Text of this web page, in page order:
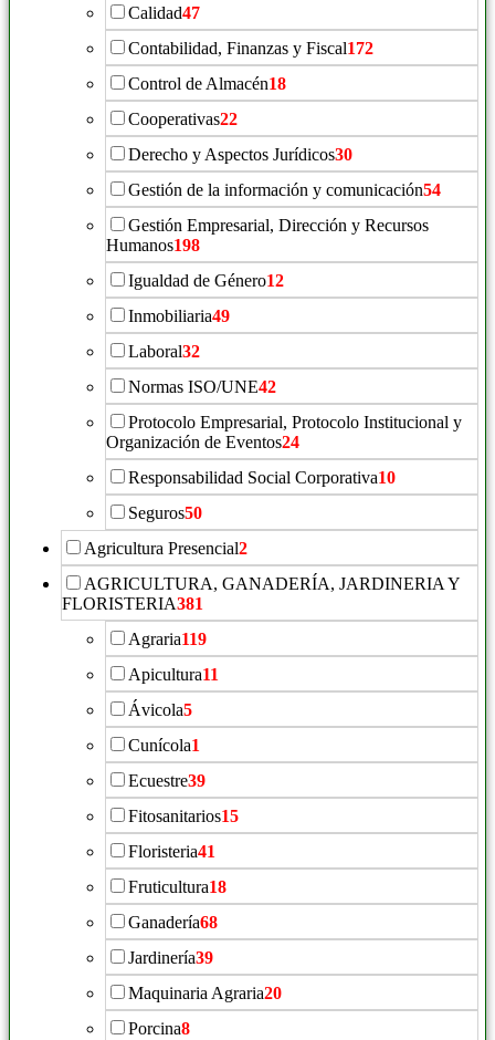
Calidad47
Contabilidad, Finanzas y Fiscal172
Control de Almacén18
Cooperativas22
Derecho y Aspectos Jurídicos30
Gestión de la información y comunicación54
Gestión Empresarial, Dirección y Recursos
Humanos198
Igualdad de Género12
Inmobiliaria49
Laboral32
Normas ISO/UNE42
Protocolo Empresarial, Protocolo Institucional y
Organización de Eventos24
Responsabilidad Social Corporativa10
Seguros50
Agricultura Presencial2
AGRICULTURA, GANADERÍA, JARDINERIA Y
FLORISTERIA381
Agraria119
Apicultura11
Ávicola5
Cunícola1
Ecuestre39
Fitosanitarios15
Floristeria41
Fruticultura18
Ganadería68
Jardinería39
Maquinaria Agraria20
Porcina8